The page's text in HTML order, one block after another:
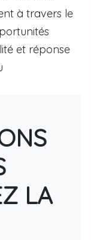
à travers le
et réponse
LA